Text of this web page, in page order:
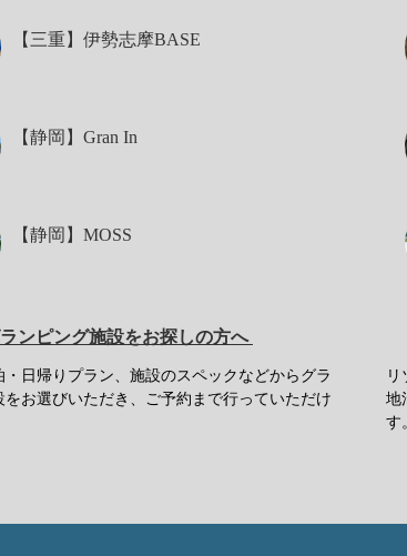
【三重】伊勢志摩BASE
【静岡】Gran In
【静岡】MOSS
ンピング施設をお探しの方へ
・日帰りプラン、施設のスペックなどからグラ
をお選びいただき、ご予約まで行っていただけ
地
す